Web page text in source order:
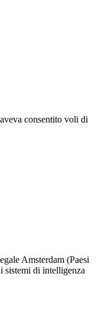
consentito voli di
Amsterdam (Paesi
sistemi di intelligenza